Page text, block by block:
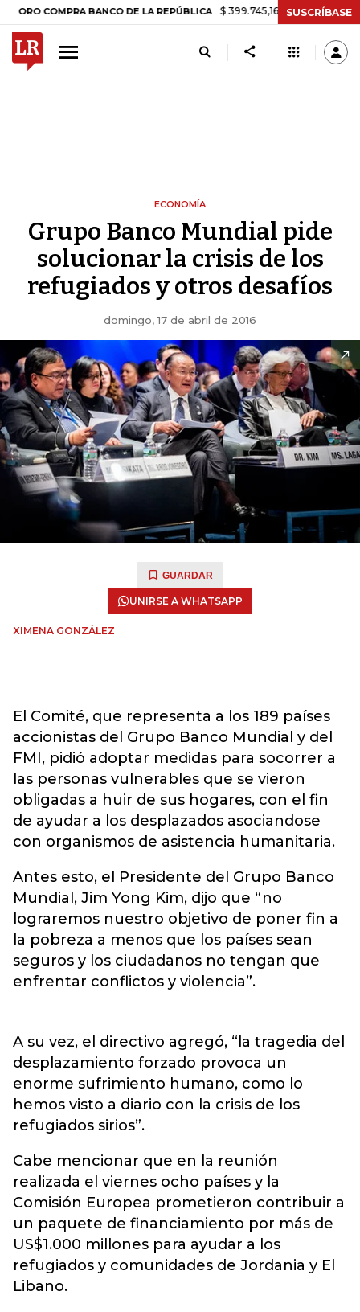
COMPRA BANCO DE LA REPÚBLICA $ 399.745,16 +$ 2.295,71 +0,58%
SUSCRÍBASE
ECONOMÍA
Grupo Banco Mundial pide
solucionar la crisis de los
refugiados y otros desafíos
domingo, 17 de abril de 2016
GUARDAR
UNIRSE A WHATSAPP
XIMENA GONZÁLEZ
El Comité, que representa a los 189 países
accionistas del Grupo Banco Mundial y del
FMI, pidió adoptar medidas para socorrer a
las personas vulnerables que se vieron
obligadas a huir de sus hogares, con el fin
de ayudar a los desplazados asociandose
con organismos de asistencia humanitaria.
Antes esto, el Presidente del Grupo Banco
Mundial, Jim Yong Kim, dijo que “no
lograremos nuestro objetivo de poner fin a
la pobreza a menos que los países sean
seguros y los ciudadanos no tengan que
enfrentar conflictos y violencia”.
A su vez, el directivo agregó, “la tragedia del
desplazamiento forzado provoca un
enorme sufrimiento humano, como lo
hemos visto a diario con la crisis de los
refugiados sirios”.
Cabe mencionar que en la reunión
realizada el viernes ocho países y la
Comisión Europea prometieron contribuir a
un paquete de financiamiento por más de
US$1.000 millones para ayudar a los
refugiados y comunidades de Jordania y El
Libano.